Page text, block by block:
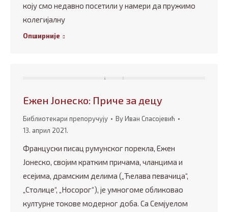
коју смо недавно посетили у намери да пружимо
колегијалну
Опширније
Ежен Јонеско: Приче за децу
Библиотекари препоручују ByИван Спасојевић
13. април 2021.
Француски писац румунског порекла, Ежен
Јонеско, својим кратким причама, чланцима и
есејима, драмским делима („Ћелава певачица“,
„Столице“, „Носорог“), је умногоме обликовао
културне токове модерног доба. Са Семјуелом